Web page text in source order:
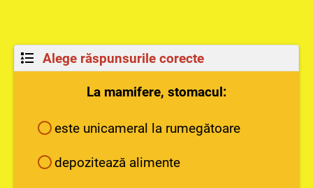
Alege răspunsurile corecte
La mamifere, stomacul:
este unicameral la rumegătoare
depozitează alimente